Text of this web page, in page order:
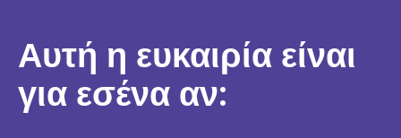
Αυτή η ευκαιρία είναι
για εσένα αν: